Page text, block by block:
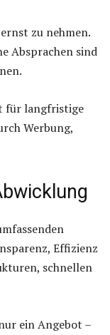
zu nehmen.
Absprachen sind
für langfristige
Werbung,
Effizienz
schnellen
ein Angebot –